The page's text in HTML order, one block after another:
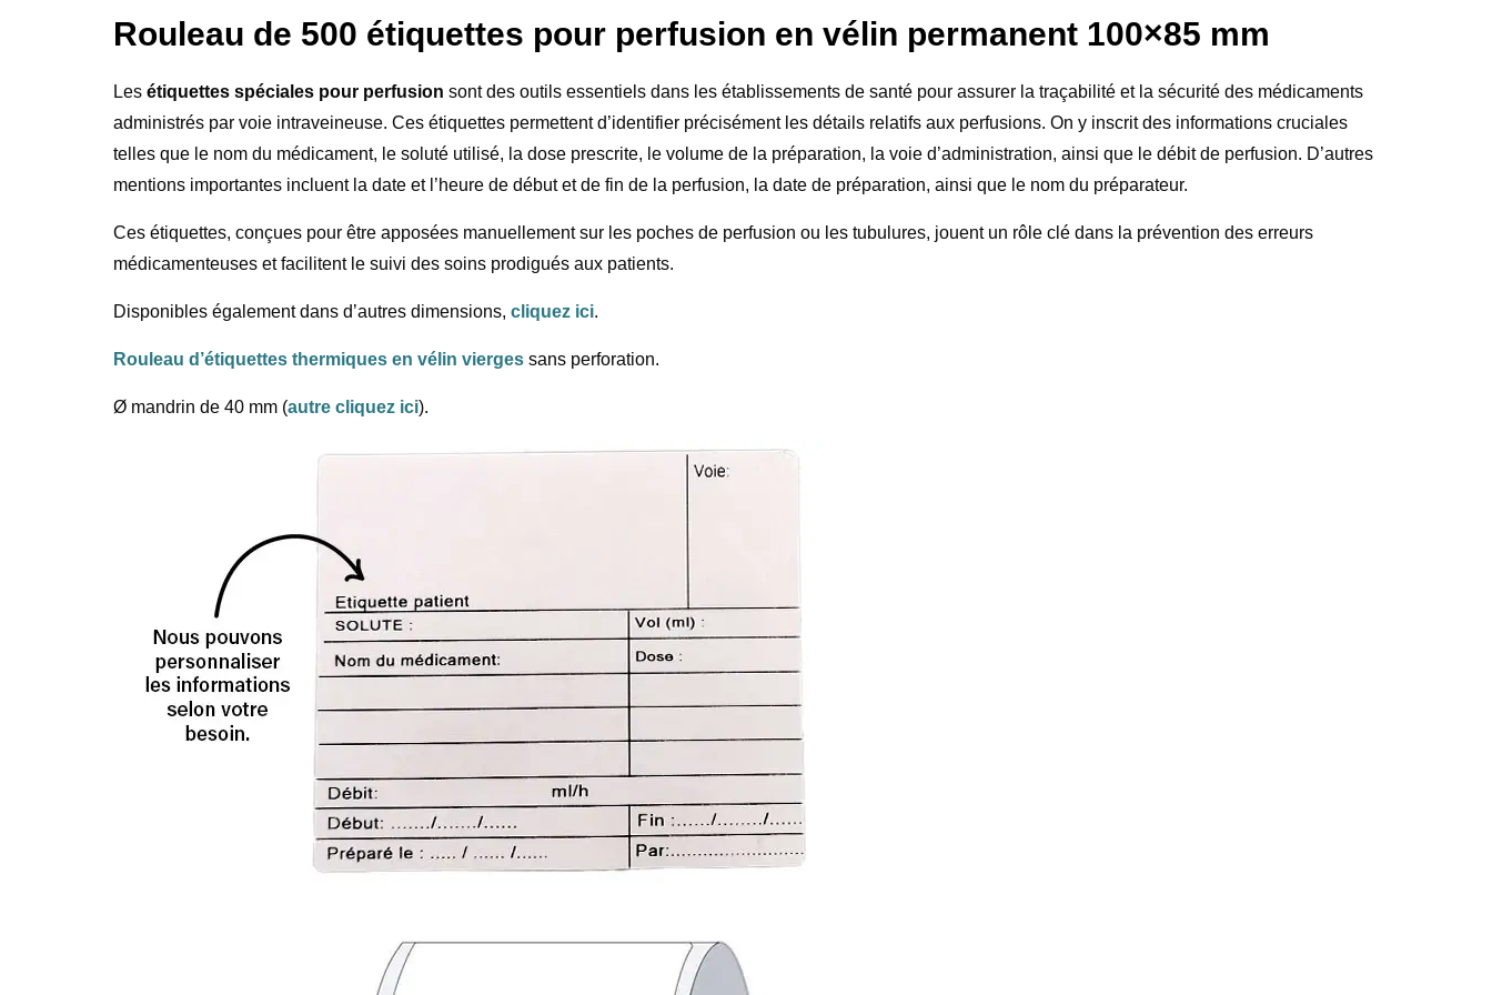
Rouleau de 500 étiquettes pour perfusion en vélin permanent 100×85 mm
Les étiquettes spéciales pour perfusion sont des outils essentiels dans les établissements de santé pour assurer la traçabilité et la sécurité des médicaments
administrés par voie intraveineuse. Ces étiquettes permettent d’identifier précisément les détails relatifs aux perfusions. On y inscrit des informations cruciales
telles que le nom du médicament, le soluté utilisé, la dose prescrite, le volume de la préparation, la voie d’administration, ainsi que le débit de perfusion. D’autres
mentions importantes incluent la date et l’heure de début et de fin de la perfusion, la date de préparation, ainsi que le nom du préparateur.
Ces étiquettes, conçues pour être apposées manuellement sur les poches de perfusion ou les tubulures, jouent un rôle clé dans la prévention des erreurs
médicamenteuses et facilitent le suivi des soins prodigués aux patients.
Disponibles également dans d’autres dimensions, cliquez ici.
Rouleau d’étiquettes thermiques en vélin vierges sans perforation.
Ø mandrin de 40 mm (autre cliquez ici).